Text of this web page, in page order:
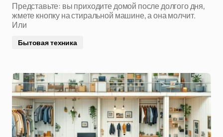
Представьте: вы приходите домой после долгого дня,
жмете кнопку на стиральной машине, а она молчит.
Или
Бытовая техника